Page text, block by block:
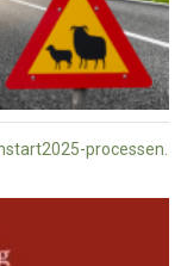
processen.